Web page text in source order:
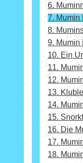
6.
7. Mumin
8.
9. Mumin
10. Ein
11.
12.
13.
14.
15.
16. Die
17.
18.